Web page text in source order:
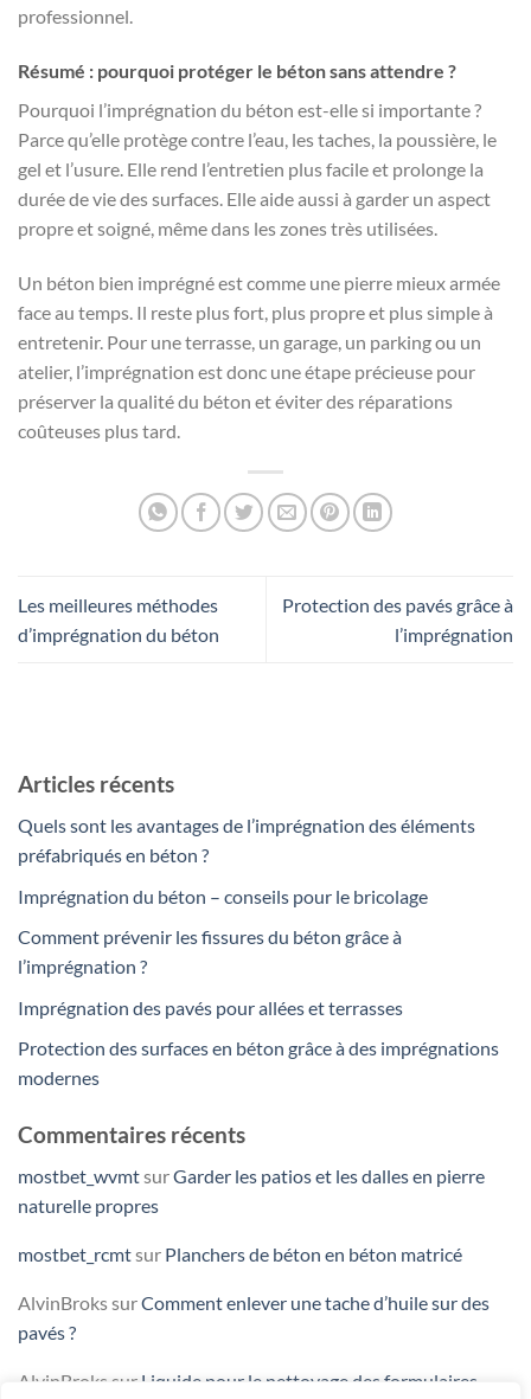
professionnel.
Résumé : pourquoi protéger le béton sans attendre ?
Pourquoi l’imprégnation du béton est-elle si importante ?
Parce qu’elle protège contre l’eau, les taches, la poussière, le
gel et l’usure. Elle rend l’entretien plus facile et prolonge la
durée de vie des surfaces. Elle aide aussi à garder un aspect
propre et soigné, même dans les zones très utilisées.
Un béton bien imprégné est comme une pierre mieux armée
face au temps. Il reste plus fort, plus propre et plus simple à
entretenir. Pour une terrasse, un garage, un parking ou un
atelier, l’imprégnation est donc une étape précieuse pour
préserver la qualité du béton et éviter des réparations
coûteuses plus tard.
Les meilleures méthodes
d’imprégnation du béton
Protection des pavés grâce à
l’imprégnation
Articles récents
Quels sont les avantages de l’imprégnation des éléments
préfabriqués en béton ?
Imprégnation du béton – conseils pour le bricolage
Comment prévenir les fissures du béton grâce à
l’imprégnation ?
Imprégnation des pavés pour allées et terrasses
Protection des surfaces en béton grâce à des imprégnations
modernes
Commentaires récents
mostbet_wvmtsurGarder les patios et les dalles en pierre
naturelle propres
mostbet_rcmtsur Planchers de béton en béton matricé
AlvinBrokssurComment enlever une tache d’huile sur des
pavés ?
AlvinBroks sur Liquide pour le nettoyage des formulaires